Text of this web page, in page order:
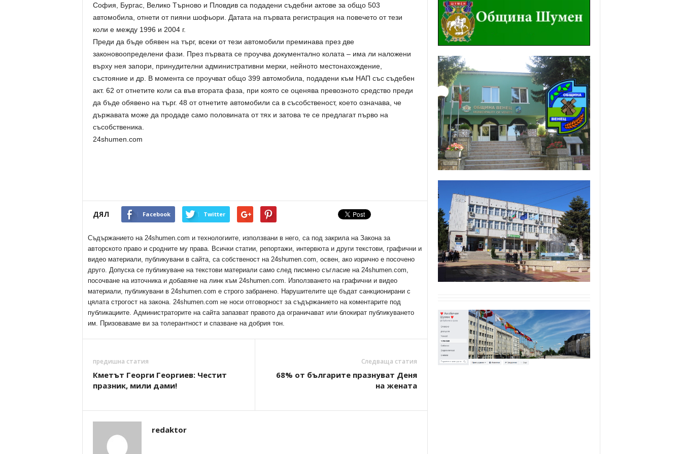
София, Бургас, Велико Търново и Пловдив са подадени съдебни актове за общо 503
автомобила, отнети от пияни шофьори. Датата на първата регистрация на повечето от тези
коли е между 1996 и 2004 г.
Преди да бъде обявен на търг, всеки от тези автомобили преминава през две
законовоопределени фази. През първата се проучва документално колата – има ли наложени
върху нея запори, принудителни административни мерки, нейното местонахождение,
състояние и др. В момента се проучват общо 399 автомобила, подадени към НАП със съдебен
акт. 62 от отнетите коли са във втората фаза, при която се оценява превозното средство преди
да бъде обявено на търг. 48 от отнетите автомобили са в съсобственост, което означава, че
държавата може да продаде само половината от тях и затова те се предлагат първо на
съсобственика.
24shumen.com
ДЯЛ Facebook Twitter
Съдържанието на 24shumen.com и технологиите, използвани в него, са под закрила на Закона за
авторското право и сродните му права. Всички статии, репортажи, интервюта и други текстови, графични и
видео материали, публикувани в сайта, са собственост на 24shumen.com, освен, ако изрично е посочено
друго. Допуска се публикуване на текстови материали само след писмено съгласие на 24shumen.com,
посочване на източника и добавяне на линк към 24shumen.com. Използването на графични и видео
материали, публикувани в 24shumen.com е строго забранено. Нарушителите ще бъдат санкционирани с
цялата строгост на закона. 24shumen.com не носи отговорност за съдържанието на коментарите под
публикациите. Администраторите на сайта запазват правото да ограничават или блокират публикуването
им. Призоваваме ви за толерантност и спазване на добрия тон.
предишна статия
Кметът Георги Георгиев: Честит
празник, мили дами!
Следваща статия
68% от българите празнуват Деня
на жената
redaktor